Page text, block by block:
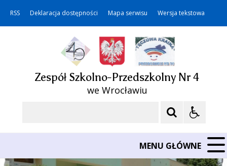
RSS Deklaracja dostępności Mapa serwisu Wersja tekstowa
Zespół Szkolno-Przedszkolny Nr 4
we Wrocławiu
MENU GŁÓWNE